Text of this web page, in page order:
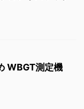
WBGT測定機